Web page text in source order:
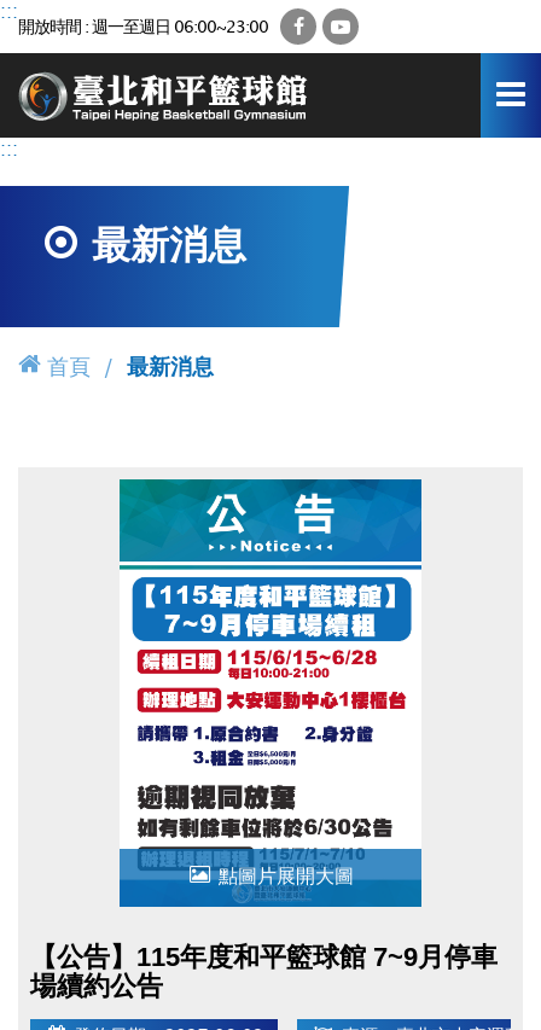
跳
容
:::
開放時間 : 週一至週日 06:00~23:00 FacebookYouTube
:::
最新消息
首頁 最新消息
點圖片展開大圖
【公告】115年度和平籃球館 7~9月停車
場續約公告